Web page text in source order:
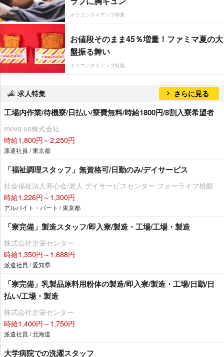
オリコンタイアップ特集
お値段そのまま45％増量！ファミマ夏の大
盤振る舞い
オリコンタイアップ特集
求人特集 さらに見る
工場内作業/待機寮/日払い/寮費無料/時給1800円/8割入寮希望者
move on株式会社
時給1,800円～2,250円
派遣社員 / 東京都
「福祉調理スタッフ」無資格可/日勤のみ/デイサービス
社会福祉法人寿心会/老人 デイサービスセンター フォーライフ桃郷
時給1,226円～1,300円
アルバイト・パート / 東京都
「寮完備」製造スタッフ/即入寮/製造・工場/工場・製造
株式会社京栄センター
時給1,350円～1,688円
派遣社員 / 愛知県
「寮完備」乳製品原料用粉体の製造/即入寮/製造・工場/日勤/日
払い/工場・製造
株式会社京栄センター
時給1,400円～1,750円
派遣社員 / 北海道
大学病院での洗濯スタッフ